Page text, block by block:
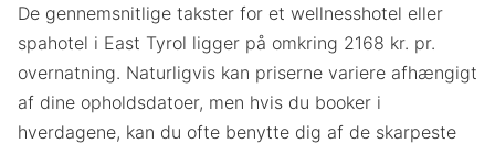
De gennemsnitlige takster for et wellnesshotel eller
spahotel i East Tyrol ligger på omkring 2168 kr. pr.
overnatning. Naturligvis kan priserne variere afhængigt
af dine opholdsdatoer, men hvis du booker i
hverdagene, kan du ofte benytte dig af de skarpeste